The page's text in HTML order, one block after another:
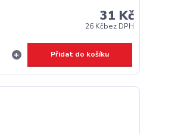
31 Kč
26 Kčbez DPH
Přidat do košíku